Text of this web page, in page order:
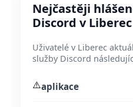
Nejčastěji
Discord v Liberec
Uživatelé v Liberec
služby Discord
⚠️aplikace